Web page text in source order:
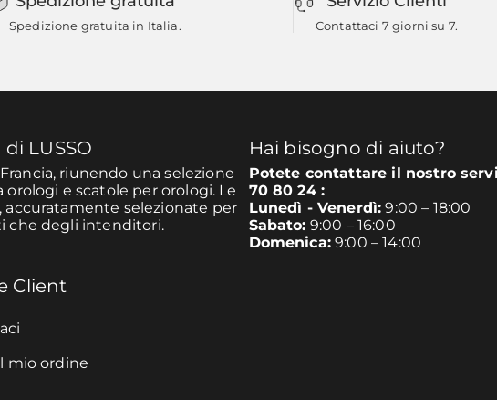
Spedizione gratuita in Italia. Contattaci 7 giorni su 7.
LUSSO
riunendo una selezione
e scatole per orologi. Le
selezionate per
che degli intenditori.
Hai bisogno di aiuto?
Potete contattare il nostro
70 80 24 :
Lunedì - Venerdì: 9:00 – 18:00
Sabato: 9:00 – 16:00
Domenica:9:00 – 14:00
Client
mio ordine